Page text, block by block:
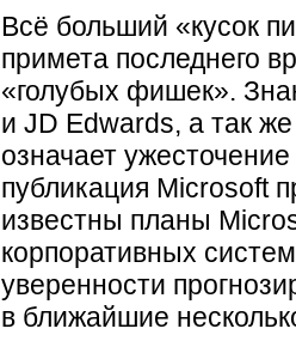
Всё больший «кусок
примета последнего
«голубых фишек».
и JD Edwards, а так
означает
публикация Microsoft
известны планы
корпоративных
уверенности
в ближайшие